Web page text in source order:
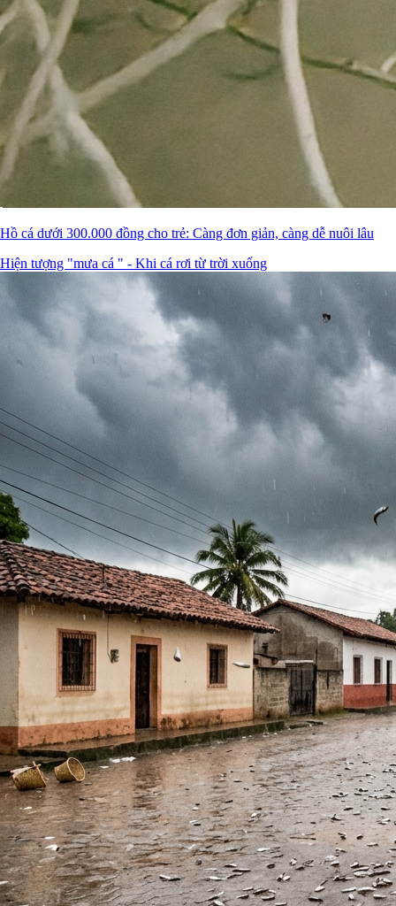
Hồ cá dưới 300.000 đồng cho trẻ: Càng đơn giản, càng dễ nuôi lâu
Hiện tượng "mưa cá " - Khi cá rơi từ trời xuống